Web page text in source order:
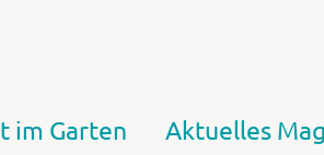
im Garten Aktuelles